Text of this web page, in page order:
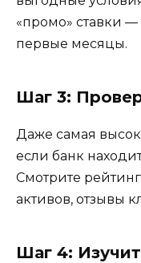
«промо» ставки
первые месяцы.
Шаг 3:
Даже самая
если банк
Смотрите
активов, отзывы
Шаг 4: